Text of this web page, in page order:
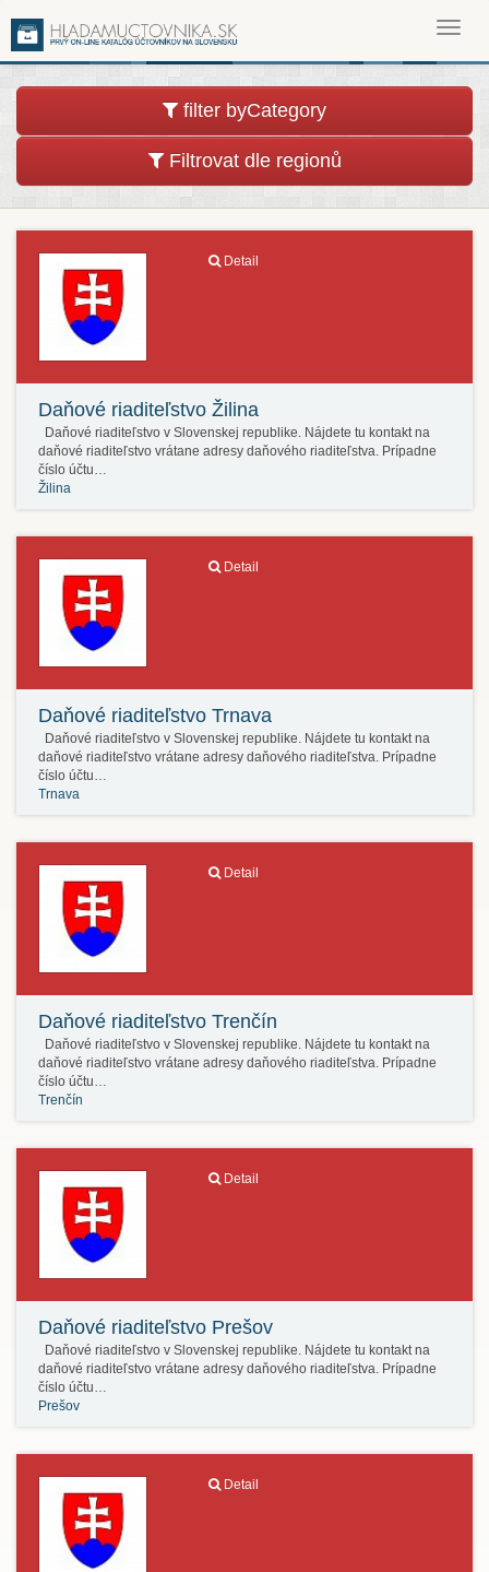
filter byCategory
Filtrovat dle regionů
Detail
Daňové riaditeľstvo Žilina
Daňové riaditeľstvo v Slovenskej republike. Nájdete tu kontakt na
daňové riaditeľstvo vrátane adresy daňového riaditeľstva. Prípadne
číslo účtu…
Žilina
Detail
Daňové riaditeľstvo Trnava
Daňové riaditeľstvo v Slovenskej republike. Nájdete tu kontakt na
daňové riaditeľstvo vrátane adresy daňového riaditeľstva. Prípadne
číslo účtu…
Trnava
Detail
Daňové riaditeľstvo Trenčín
Daňové riaditeľstvo v Slovenskej republike. Nájdete tu kontakt na
daňové riaditeľstvo vrátane adresy daňového riaditeľstva. Prípadne
číslo účtu…
Trenčín
Detail
Daňové riaditeľstvo Prešov
Daňové riaditeľstvo v Slovenskej republike. Nájdete tu kontakt na
daňové riaditeľstvo vrátane adresy daňového riaditeľstva. Prípadne
číslo účtu…
Prešov
Detail